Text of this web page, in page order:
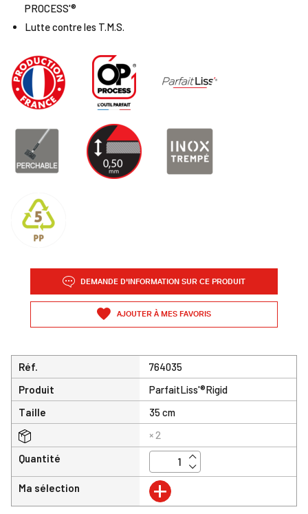
PROCESS'®
Lutte contre les T.M.S.
DEMANDE D'INFORMATION SUR CE PRODUIT
AJOUTER À MES FAVORIS
Réf.
764035
Produit
ParfaitLiss'®Rigid
Taille
35 cm
× 2
Quantité
Ma sélection +